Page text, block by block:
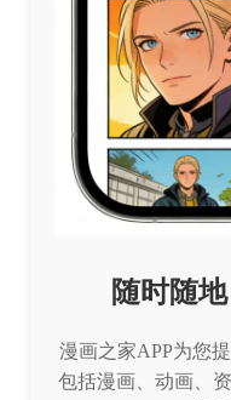
随时随
漫画之家APP为您
包括漫画、动画、